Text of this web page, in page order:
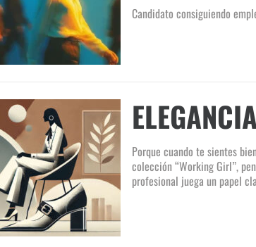
Candidato consiguiendo
Porque cuando te sientes
colección “Working Girl”,
profesional juega un papel